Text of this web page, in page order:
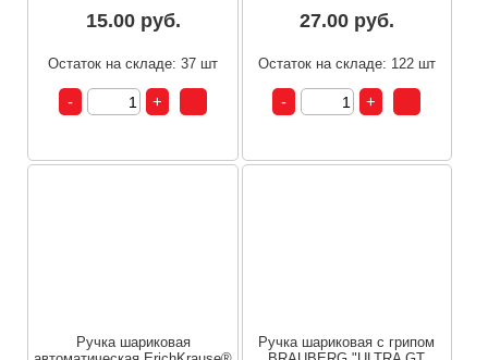
15.00 руб.
Остаток на складе: 37 шт
27.00 руб.
Остаток на складе: 122 шт
Ручка шариковая
Ручка шариковая с грипом